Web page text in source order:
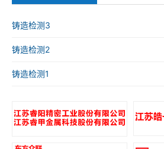
铸造检测3
铸造检测2
铸造检测1